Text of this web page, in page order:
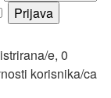
e, 0
korisnika/ca